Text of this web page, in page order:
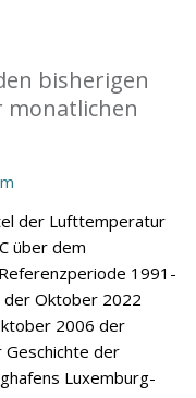
bisherigen
monatlichen
der Lufttemperatur
über dem
1991-
der Oktober 2022
2006 der
der
Luxemburg-